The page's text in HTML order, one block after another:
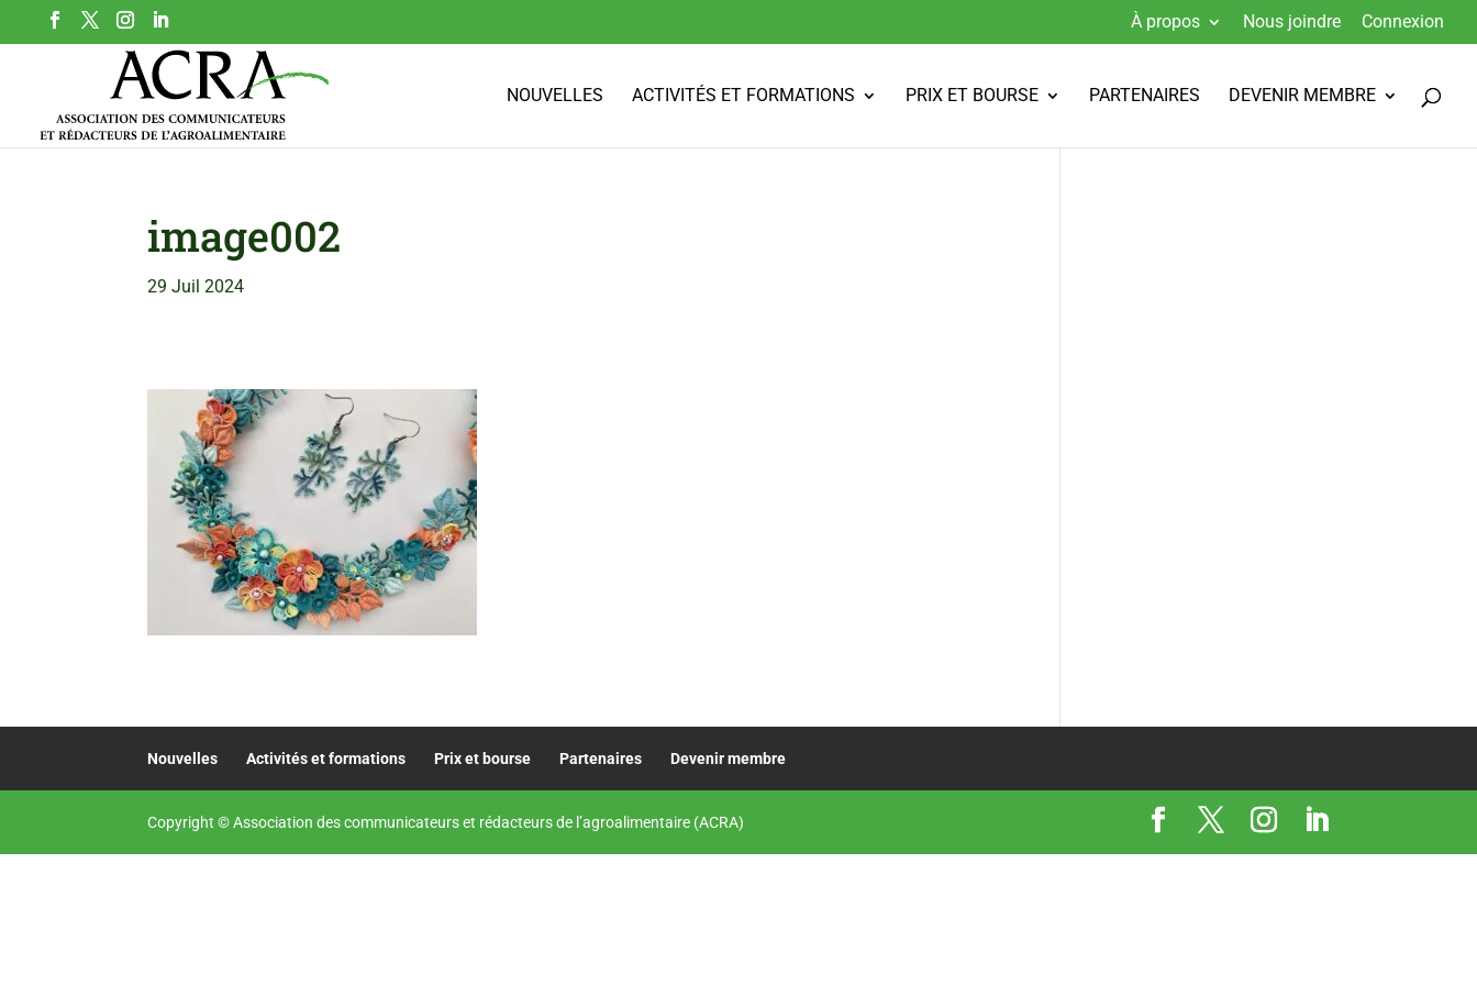
À propos Nous joindre Connexion
NOUVELLES ACTIVITÉS ET FORMATIONS PRIX ET BOURSE PARTENAIRES DEVENIR MEMBRE
image002
29 Juil 2024
Nouvelles Activités et formations Prix et bourse Partenaires Devenir membre
Copyright © Association des communicateurs et rédacteurs de l’agroalimentaire (ACRA)